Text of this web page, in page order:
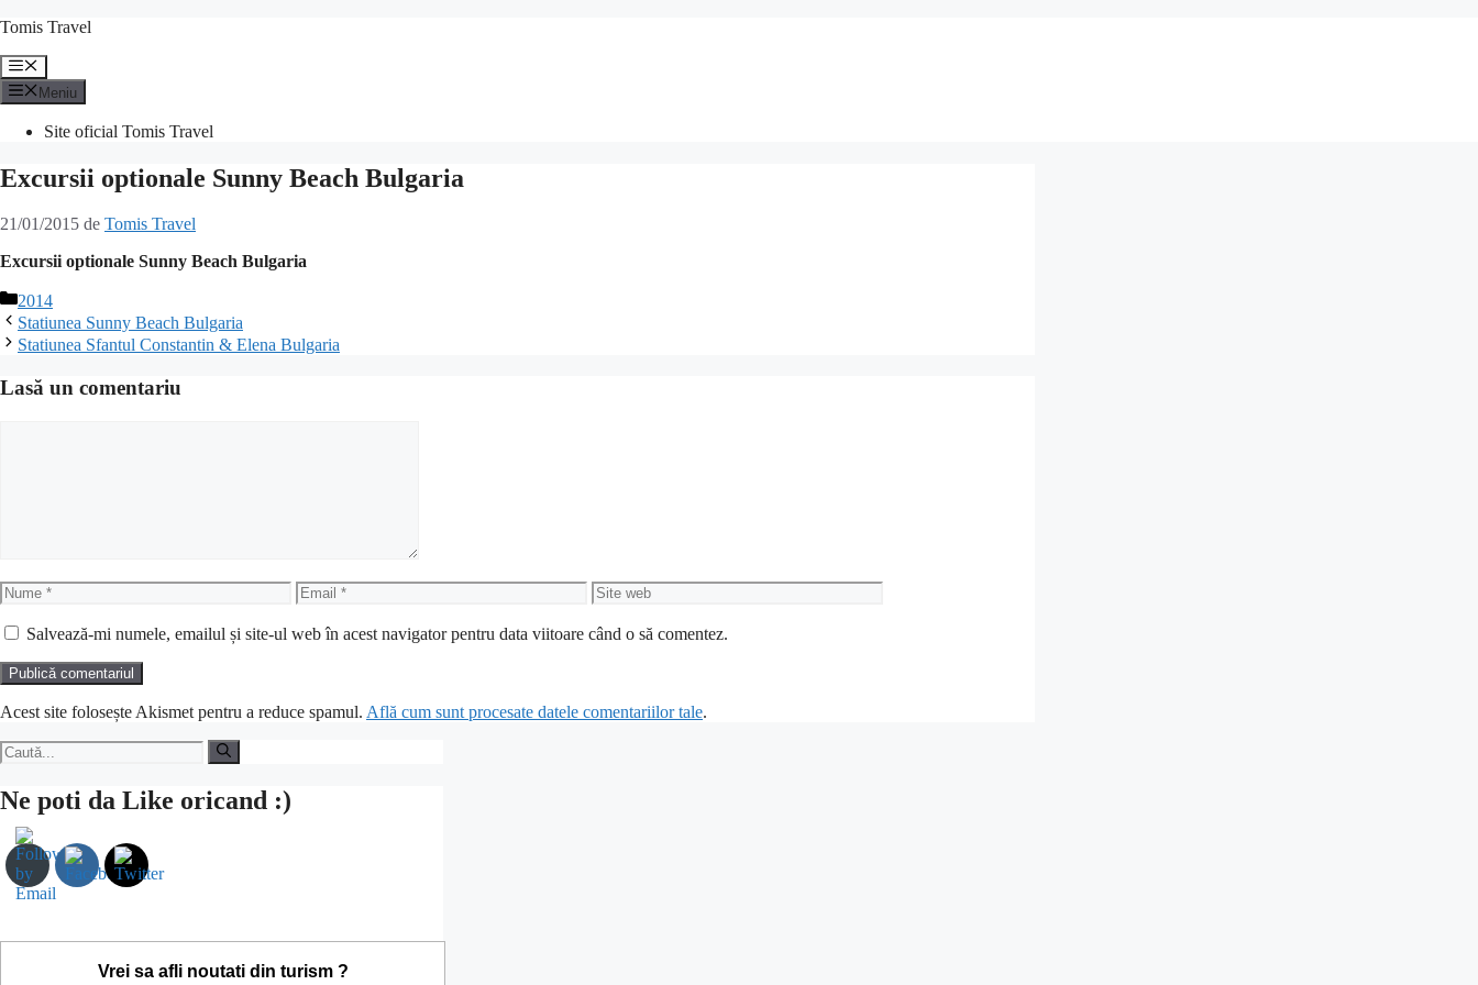
Sari
conținut
Tomis Travel
Meniu
Meniu
Site oficial Tomis Travel
Excursii optionale Sunny Beach Bulgaria
21/01/2015 de Tomis Travel
Excursii optionale Sunny Beach Bulgaria
Categorii
2014
Statiunea Sunny Beach Bulgaria
Statiunea Sfantul Constantin & Elena Bulgaria
Lasă un comentariu
Nume Email
Site
web
Salvează-mi numele, emailul și site-ul web în acest navigator pentru data viitoare când o să comentez.
Acest site folosește Akismet pentru a reduce spamul. Află cum sunt procesate datele comentariilor tale.
Caută
după:
Ne poti da Like oricand :)
Vrei sa afli noutati din turism ?